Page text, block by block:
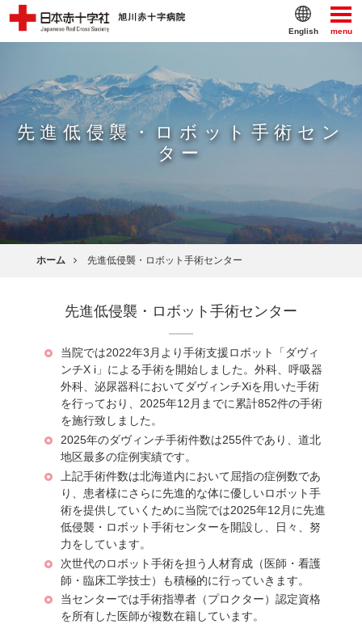
menu
English
先進低侵襲・ロボット手術セン
ター
ホーム 先進低侵襲・ロボット手術センター
先進低侵襲・ロボット手術センター
当院では2022年3月より手術支援ロボット「ダヴィ
ンチX i」による手術を開始しました。外科、呼吸器
外科、泌尿器科においてダヴィンチXiを用いた手術
を行っており、2025年12月までに累計852件の手術
を施行致しました。
2025年のダヴィンチ手術件数は255件であり、道北
地区最多の症例実績です。
上記手術件数は北海道内において屈指の症例数であ
り、患者様にさらに先進的な体に優しいロボット手
術を提供していくために当院では2025年12月に先進
低侵襲・ロボット手術センターを開設し、日々、努
力をしています。
次世代のロボット手術を担う人材育成（医師・看護
師・臨床工学技士）も積極的に行っていきます。
当センターでは手術指導者（プロクター）認定資格
を所有した医師が複数在籍しています。